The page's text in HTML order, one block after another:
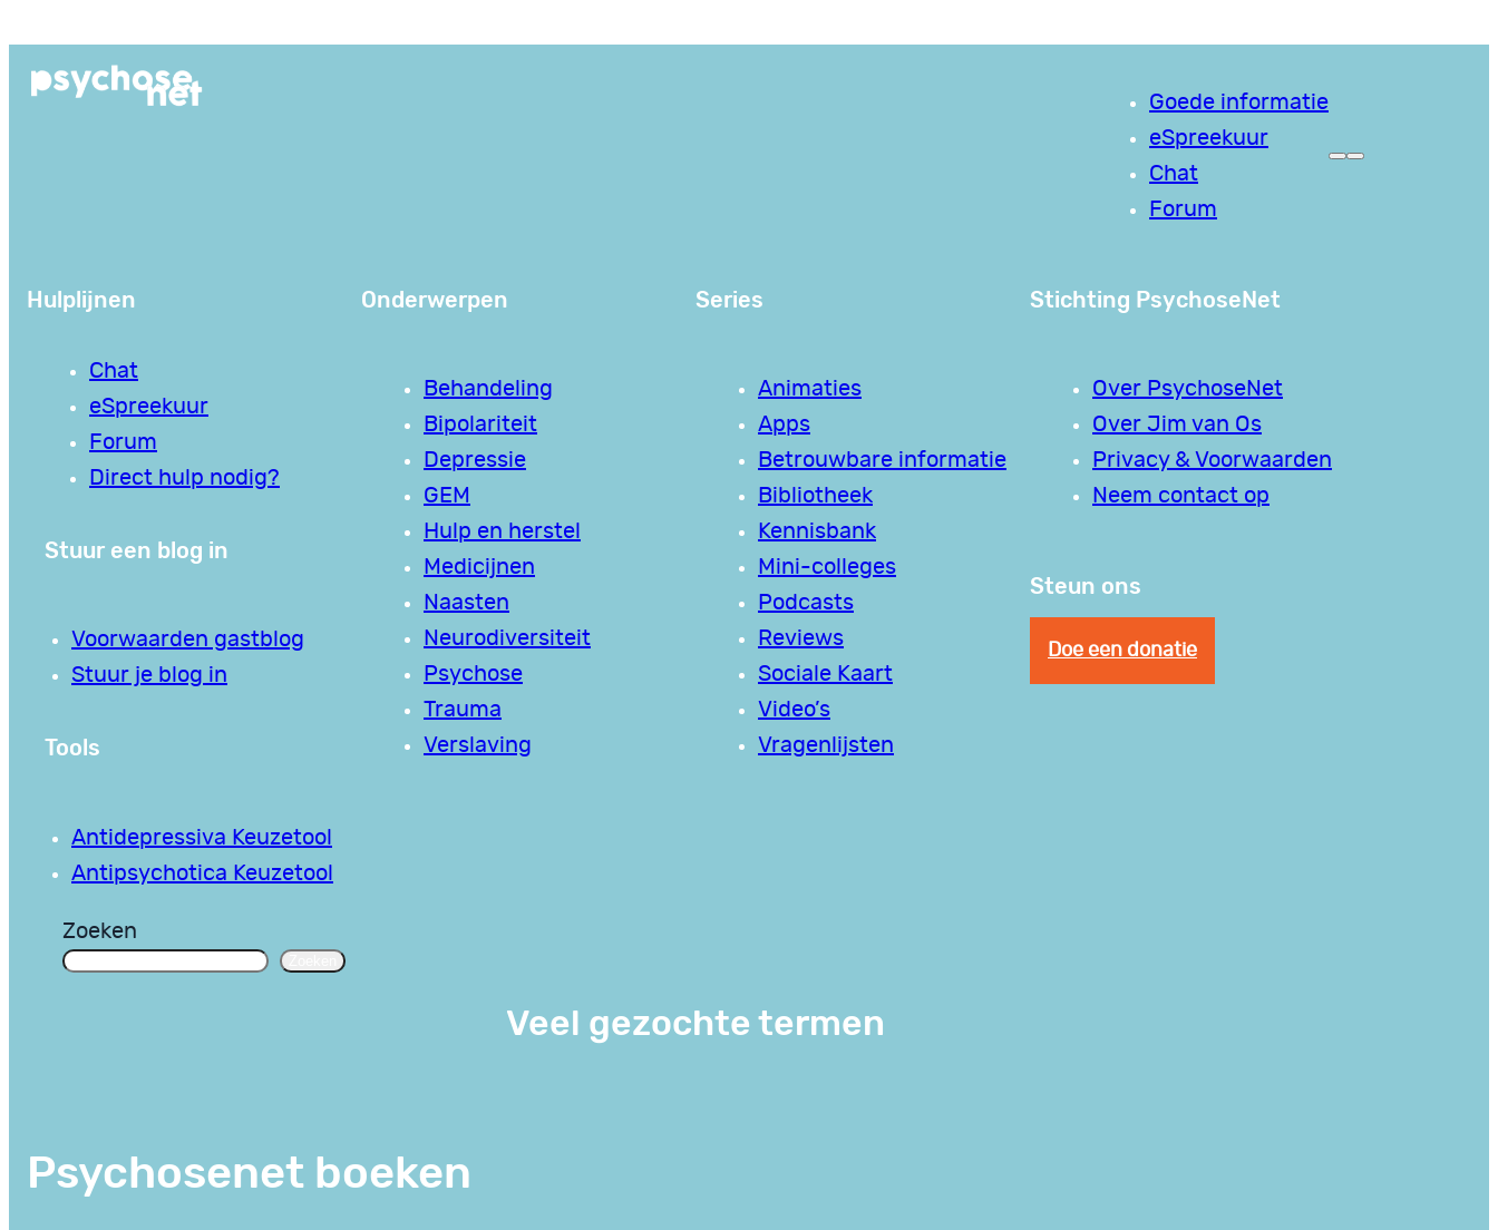
de
Goede informatie
eSpreekuur
Chat
Forum
Hulplijnen
Chat
eSpreekuur
Forum
Direct hulp nodig?
Stuur een blog in
Voorwaarden gastblog
Stuur je blog in
Tools
Antidepressiva Keuzetool
Antipsychotica Keuzetool
Onderwerpen
Behandeling
Bipolariteit
Depressie
GEM
Hulp en herstel
Medicijnen
Naasten
Neurodiversiteit
Psychose
Trauma
Verslaving
Series
Animaties
Apps
Betrouwbare informatie
Bibliotheek
Kennisbank
Mini-colleges
Podcasts
Reviews
Sociale Kaart
Video’s
Vragenlijsten
Stichting PsychoseNet
Over PsychoseNet
Over Jim van Os
Privacy & Voorwaarden
Neem contact op
Steun ons
Doe een donatie
Zoeken
Veel gezochte termen
Psychosenet boeken